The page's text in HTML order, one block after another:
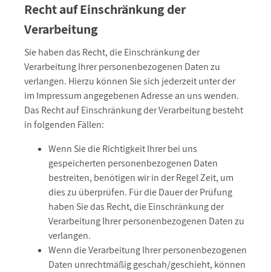
Recht auf Einschränkung der
Verarbeitung
Sie haben das Recht, die Einschränkung der
Verarbeitung Ihrer personenbezogenen Daten zu
verlangen. Hierzu können Sie sich jederzeit unter der
im Impressum angegebenen Adresse an uns wenden.
Das Recht auf Einschränkung der Verarbeitung besteht
in folgenden Fällen:
Wenn Sie die Richtigkeit Ihrer bei uns
gespeicherten personenbezogenen Daten
bestreiten, benötigen wir in der Regel Zeit, um
dies zu überprüfen. Für die Dauer der Prüfung
haben Sie das Recht, die Einschränkung der
Verarbeitung Ihrer personenbezogenen Daten zu
verlangen.
Wenn die Verarbeitung Ihrer personenbezogenen
Daten unrechtmäßig geschah/geschieht, können